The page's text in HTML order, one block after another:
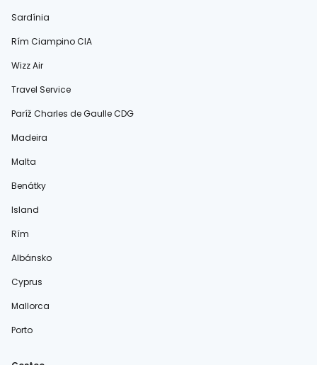
Sardínia
Rím Ciampino CIA
Wizz Air
Travel Service
Paríž Charles de Gaulle CDG
Madeira
Malta
Benátky
Island
Rím
Albánsko
Cyprus
Mallorca
Porto